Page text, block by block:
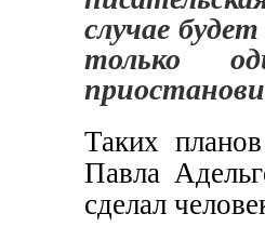
случае
только
Таких
Павла
сделал